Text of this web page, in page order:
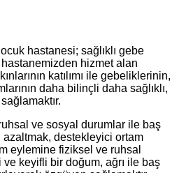
hastanesi; sağlıklı gebe
hastanemizden hizmet alan
katılımı ile gebeliklerinin,
daha bilinçli daha sağlıklı,
ve sosyal durumlar ile baş
azaltmak, destekleyici ortam
eylemine fiziksel ve ruhsal
keyifli bir doğum, ağrı ile baş